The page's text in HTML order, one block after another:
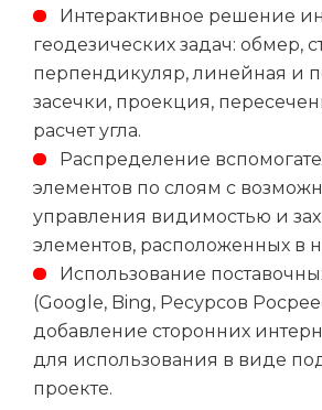
Интерактивное решение
геодезических задач: обмер,
перпендикуляр, линейная и
засечки, проекция,
расчет угла.
Распределение
элементов по слоям с
управления видимостью и
элементов, расположенных в
Использование
(Google, Bing, Ресурсов
добавление сторонних
для использования в виде
проекте.
Регион
Способ связи
Я согласен с